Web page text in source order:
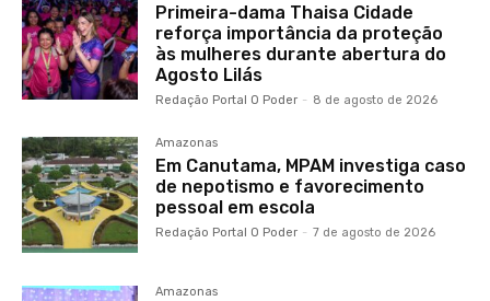
Primeira-dama Thaisa Cidade
reforça importância da proteção
às mulheres durante abertura do
Agosto Lilás
Redação Portal O Poder - 8 de agosto de 2026
Amazonas
Em Canutama, MPAM investiga caso
de nepotismo e favorecimento
pessoal em escola
Redação Portal O Poder - 7 de agosto de 2026
Amazonas